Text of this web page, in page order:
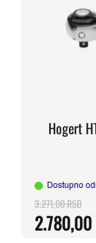
Hogert
Dostupno
3.271,00RSD
2.780,00